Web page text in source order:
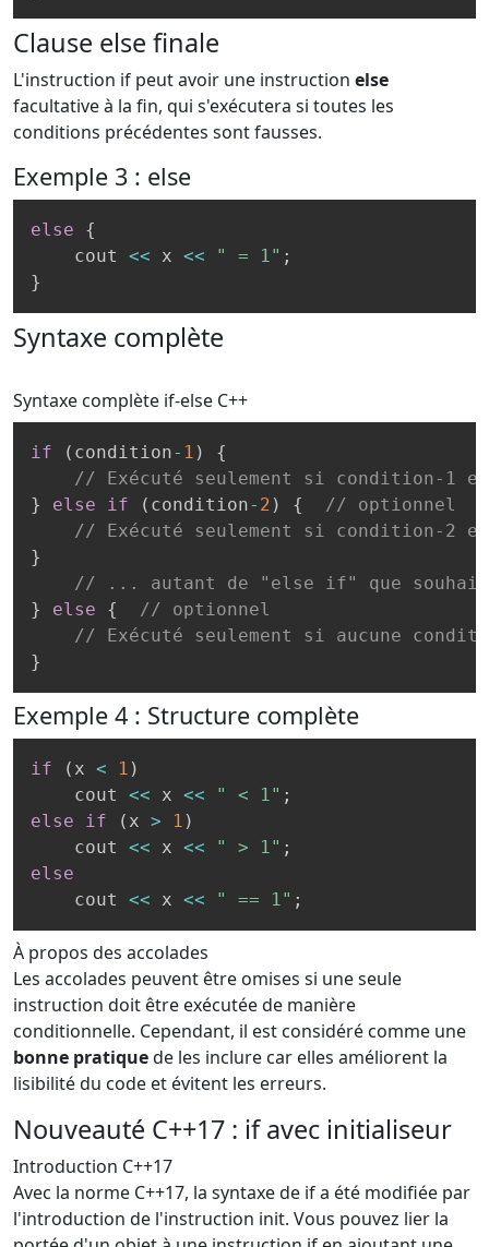
Clause else finale
L'instruction if peut avoir une instruction else
facultative à la fin, qui s'exécutera si toutes les
conditions précédentes sont fausses.
Exemple 3 : else
else
{
    cout
<< x << " = 1" ;
}
Syntaxe complète
Syntaxe complète if-else C++
if ( condition- 1 )
{
// Exécuté seulement si condition-1
}
else if ( condition- 2 ) {
// optionnel
// Exécuté seulement si condition-2
}
// ... autant de "else if" que
}
else {
// optionnel
// Exécuté seulement si aucune
}
Exemple 4 : Structure complète
if ( x < 1 )
    cout
<< x << " < 1" ;
else
if ( x > 1 )
    cout
<< x << " > 1" ;
else
    cout
<< x << " == 1" ;
À propos des accolades
Les accolades peuvent être omises si une seule
instruction doit être exécutée de manière
conditionnelle. Cependant, il est considéré comme une
bonne pratiquede les inclure car elles améliorent la
lisibilité du code et évitent les erreurs.
Nouveauté C++17 : if avec initialiseur
Introduction C++17
Avec la norme C++17, la syntaxe de if a été modifiée par
l'introduction de l'instruction init. Vous pouvez lier la